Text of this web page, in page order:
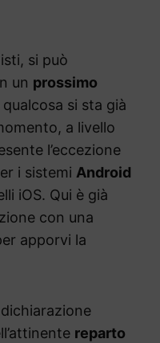
si può
un prossimo
si sta già
a livello
l’eccezione
i sistemi Android
iOS. Qui è già
con una
apporvi la
dichiarazione
reparto